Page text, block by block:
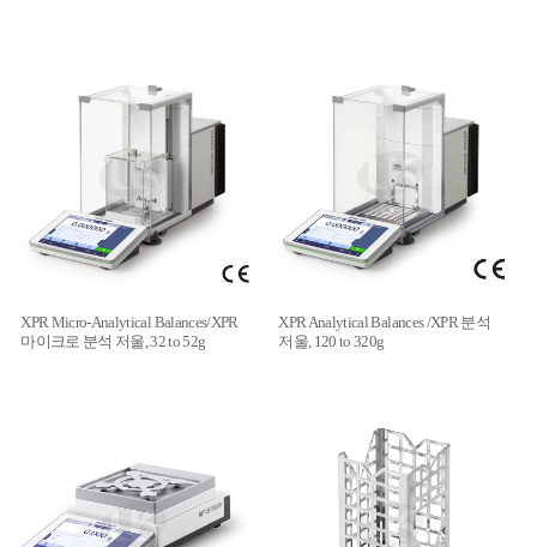
XPR Micro-Analytical Balances/XPR
마이크로 분석 저울, 32 to 52g
XPR Analytical Balances /XPR 분석
저울, 120 to 320g